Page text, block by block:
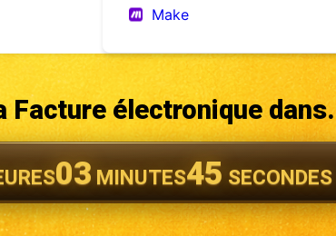
Make
Facture électronique
03 MINUTES43 SECONDES